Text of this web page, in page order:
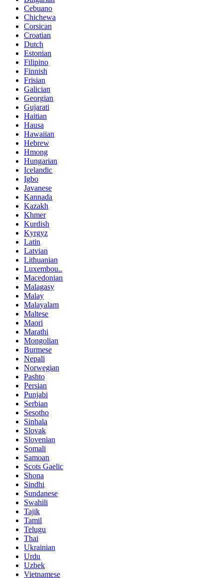
Cebuano
Chichewa
Corsican
Croatian
Dutch
Estonian
Filipino
Finnish
Frisian
Galician
Georgian
Gujarati
Haitian
Hausa
Hawaiian
Hebrew
Hmong
Hungarian
Icelandic
Igbo
Javanese
Kannada
Kazakh
Khmer
Kurdish
Kyrgyz
Latin
Latvian
Lithuanian
Luxembou..
Macedonian
Malagasy
Malay
Malayalam
Maltese
Maori
Marathi
Mongolian
Burmese
Nepali
Norwegian
Pashto
Persian
Punjabi
Serbian
Sesotho
Sinhala
Slovak
Slovenian
Somali
Samoan
Scots Gaelic
Shona
Sindhi
Sundanese
Swahili
Tajik
Tamil
Telugu
Thai
Ukrainian
Urdu
Uzbek
Vietnamese